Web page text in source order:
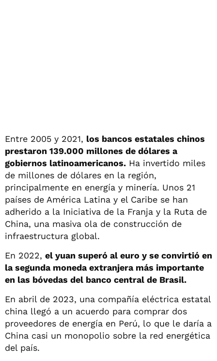
Entre 2005 y 2021, los bancos estatales chinos
prestaron 139.000 millones de dólares a
gobiernos latinoamericanos. Ha invertido miles
de millones de dólares en la región,
principalmente en energía y minería. Unos 21
países de América Latina y el Caribe se han
adherido a la Iniciativa de la Franja y la Ruta de
China, una masiva ola de construcción de
infraestructura global.
En 2022, el yuan superó al euro y se convirtió en
la segunda moneda extranjera más importante
en las bóvedas del banco central de Brasil.
En abril de 2023, una compañía eléctrica estatal
china llegó a un acuerdo para comprar dos
proveedores de energía en Perú, lo que le daría a
China casi un monopolio sobre la red energética
del país.